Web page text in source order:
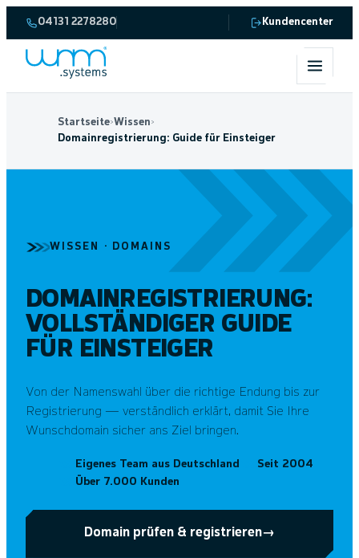
04131 2278280 Kundencenter
Startseite›Wissen›
Domainregistrierung: Guide für Einsteiger
WISSEN · DOMAINS
DOMAINREGISTRIERUNG:
VOLLSTÄNDIGER GUIDE
FÜR EINSTEIGER
Von der Namenswahl über die richtige Endung bis zur
Registrierung — verständlich erklärt, damit Sie Ihre
Wunschdomain sicher ans Ziel bringen.
Eigenes Team aus Deutschland
Seit 2004
Über 7.000 Kunden
Domain prüfen & registrieren→
Guide